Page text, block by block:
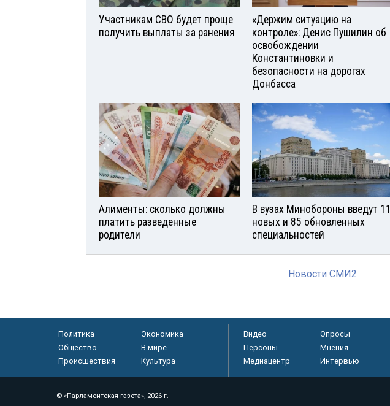
Участникам СВО будет проще
получить выплаты за ранения
«Держим ситуацию на
контроле»: Денис Пушилин об
освобождении
Константиновки и
безопасности на дорогах
Донбасса
Алименты: сколько должны
платить разведенные
родители
В вузах Минобороны введут 11
новых и 85 обновленных
специальностей
Новости СМИ2
Политика
Экономика
Общество
В мире
Происшествия
Культура
Видео Опросы
Персоны
Мнения
Медиацентр
Интервью
© «Парламентская газета», 2026 г.